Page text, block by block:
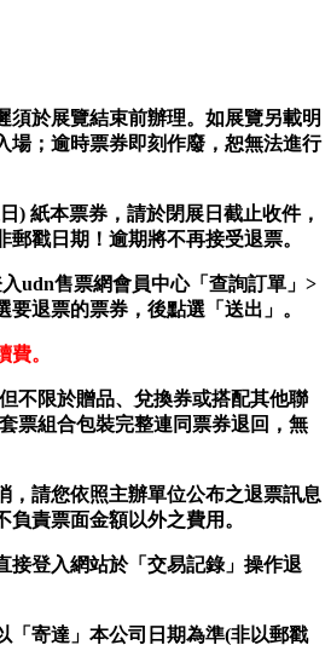
須於展覽結束前辦理。如展覽另載明
場；逾時票券即刻作廢，恕無法進行
) 紙本票券，請於閉展日截止收件，
戳日期！逾期將不再接受退票。
udn售票網會員中心「查詢訂單」>
退票的票券，後點選「送出」。
費。
不限於贈品、兌換券或搭配其他聯
票組合包裝完整連同票券退回，無
請您依照主辦單位公布之退票訊息
負責票面金額以外之費用 。
登入網站於「交易記錄」操作退
「寄達」本公司日期為準(非以郵戳